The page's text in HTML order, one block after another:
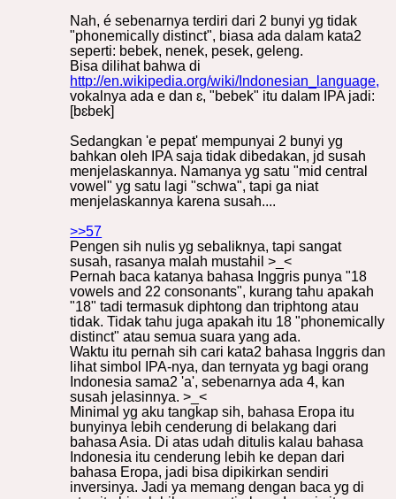
Nah, é sebenarnya terdiri dari 2 bunyi yg tidak
"phonemically distinct", biasa ada dalam kata2
seperti: bebek, nenek, pesek, geleng.
Bisa dilihat bahwa di
http://en.wikipedia.org/wiki/Indonesian_language,
vokalnya ada e dan ɛ, "bebek" itu dalam IPA jadi:
[bɛbek]
Sedangkan 'e pepat' mempunyai 2 bunyi yg
bahkan oleh IPA saja tidak dibedakan, jd susah
menjelaskannya. Namanya yg satu "mid central
vowel" yg satu lagi "schwa", tapi ga niat
menjelaskannya karena susah....
>>57
Pengen sih nulis yg sebaliknya, tapi sangat
susah, rasanya malah mustahil >_<
Pernah baca katanya bahasa Inggris punya "18
vowels and 22 consonants", kurang tahu apakah
"18" tadi termasuk diphtong dan triphtong atau
tidak. Tidak tahu juga apakah itu 18 "phonemically
distinct" atau semua suara yang ada.
Waktu itu pernah sih cari kata2 bahasa Inggris dan
lihat simbol IPA-nya, dan ternyata yg bagi orang
Indonesia sama2 'a', sebenarnya ada 4, kan
susah jelasinnya. >_<
Minimal yg aku tangkap sih, bahasa Eropa itu
bunyinya lebih cenderung di belakang dari
bahasa Asia. Di atas udah ditulis kalau bahasa
Indonesia itu cenderung lebih ke depan dari
bahasa Eropa, jadi bisa dipikirkan sendiri
inversinya. Jadi ya memang dengan baca yg di